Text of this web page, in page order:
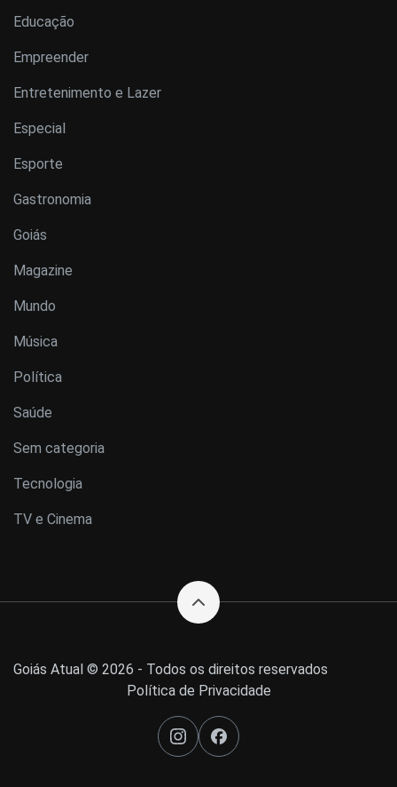
Educação
Empreender
Entretenimento e Lazer
Especial
Esporte
Gastronomia
Goiás
Magazine
Mundo
Música
Política
Saúde
Sem categoria
Tecnologia
TV e Cinema
Goiás Atual © 2026 - Todos os direitos reservados
Política de Privacidade